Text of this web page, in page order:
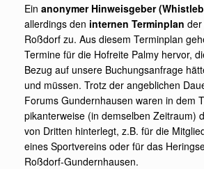
Ein anonymer Hinweisgeber
allerdings den internen Terminplan
Roßdorf zu. Aus diesem Terminplan
Termine für die Hofreite Palmy hervor,
Bezug auf unsere Buchungsanfrage
und müssen. Trotz der angeblichen
Forums Gundernhausen waren in dem
pikanterweise (in demselben Zeitraum)
von Dritten hinterlegt, z.B. für die
eines Sportvereins oder für das
Roßdorf-Gundernhausen.